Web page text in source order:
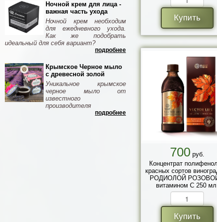
Ночной крем для лица -
важная часть ухода
Ночной крем необходим
для ежедневного ухода.
Как же подобрать
идеальный для себя вариант?
подробнее
Крымское Черное мыло
с древесной золой
Уникальное крымское
черное мыло от
известного
производителя
подробнее
Купить
700руб.
Концентрат
красных сортов
РОДИОЛОЙ
витамином С 250
Купить